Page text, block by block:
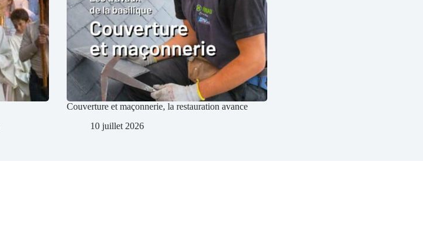
Couverture et maçonnerie, la restauration avance
10 juillet 2026